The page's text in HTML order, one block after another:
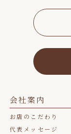
会社案内
お店のこだわり
代表メッセージ